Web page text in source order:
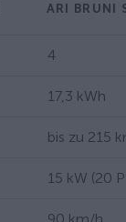
ARI BRUNI
4
17,3 kWh
bis zu 215
15 kW (20